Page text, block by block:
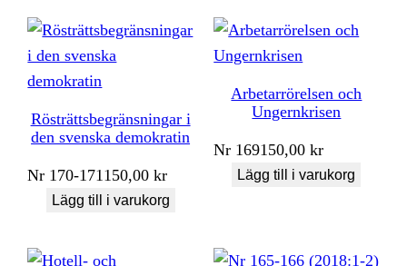
Rösträttsbegränsningar i
den svenska demokratin
Nr 170-171150,00kr
Lägg till i varukorg
Arbetarrörelsen och
Ungernkrisen
Nr 169150,00kr
Lägg till i varukorg